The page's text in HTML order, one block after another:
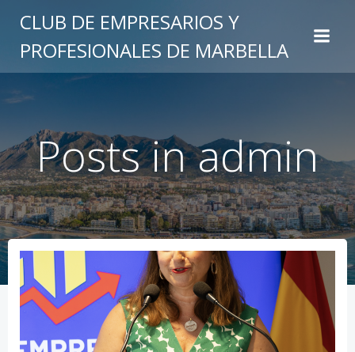
al
contenido
CLUB DE EMPRESARIOS Y
PROFESIONALES DE MARBELLA
Posts inadmin